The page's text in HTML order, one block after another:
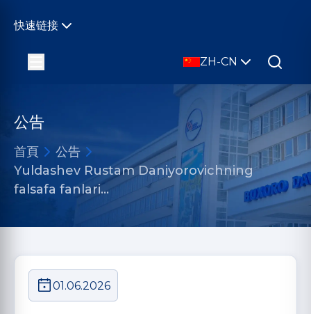
快速链接
ZH-CN
公告
首頁
公告
Yuldashev Rustam Daniyorovichning
falsafa fanlari…
01.06.2026